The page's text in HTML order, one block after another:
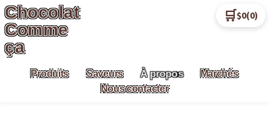
Aller
navigation
Aller
Chocolat
Comme
ça
🛒$0(0)
Produits Saveurs À propos
Marchés
Nous contacter